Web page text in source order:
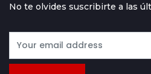
No te olvides suscribirte a las